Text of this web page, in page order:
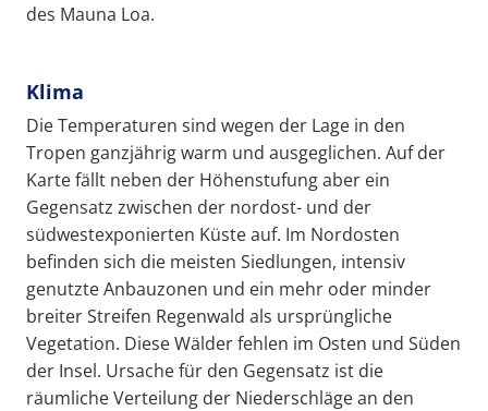
des Mauna Loa.
Klima
Die Temperaturen sind wegen der Lage in den
Tropen ganzjährig warm und ausgeglichen. Auf der
Karte fällt neben der Höhenstufung aber ein
Gegensatz zwischen der nordost- und der
südwestexponierten Küste auf. Im Nordosten
befinden sich die meisten Siedlungen, intensiv
genutzte Anbauzonen und ein mehr oder minder
breiter Streifen Regenwald als ursprüngliche
Vegetation. Diese Wälder fehlen im Osten und Süden
der Insel. Ursache für den Gegensatz ist die
räumliche Verteilung der Niederschläge an den